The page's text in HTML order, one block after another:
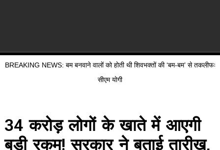
BREAKING NEWS: बम बनवाने वालों को होती थी शिवभक्तों की ‘बम-बम’ से तकलीफः
सीएम योगी
34 करोड़ लोगों के खाते में आएगी
बड़ी रकम! सरकार ने बताई तारीख,